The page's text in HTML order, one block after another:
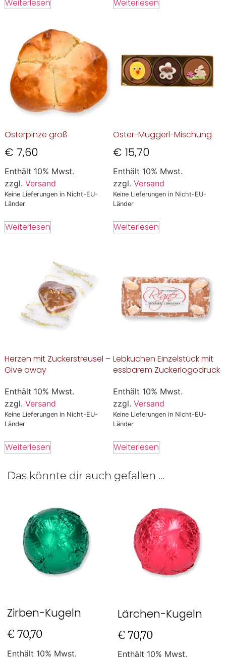
Weiterlesen Weiterlesen
Osterpinze groß
€ 7,60
Enthält 10% Mwst.
zzgl. Versand
Keine Lieferungen in Nicht-EU-
Länder
Weiterlesen
Oster-Muggerl-Mischung
€ 15,70
Enthält 10% Mwst.
zzgl. Versand
Keine Lieferungen in Nicht-EU-
Länder
Weiterlesen
Herzen mit Zuckerstreusel –
Give away
Enthält 10% Mwst.
zzgl. Versand
Keine Lieferungen in Nicht-EU-
Länder
Weiterlesen
Lebkuchen Einzelstück mit
essbarem Zuckerlogodruck
Enthält 10% Mwst.
zzgl. Versand
Keine Lieferungen in Nicht-EU-
Länder
Weiterlesen
Das könnte dir auch gefallen …
Zirben-Kugeln
€ 70,70
Enthält 10% Mwst.
Lärchen-Kugeln
€ 70,70
Enthält 10% Mwst.